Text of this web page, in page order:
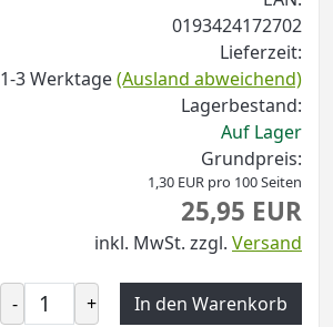
0193424172702
Lieferzeit:
1-3 Werktage(Ausland abweichend)
Lagerbestand:
Auf Lager
Grundpreis:
1,30 EUR pro 100 Seiten
25,95 EUR
inkl. MwSt. zzgl. Versand
- + In den Warenkorb